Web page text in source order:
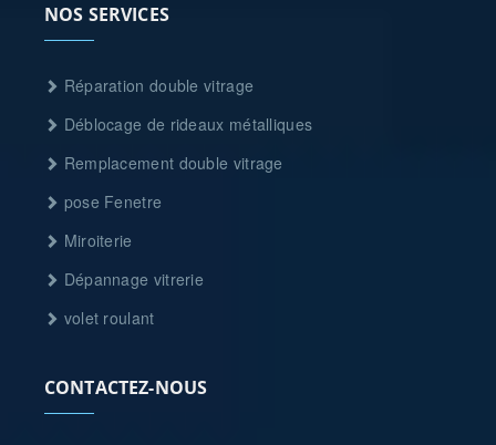
NOS SERVICES
Réparation double vitrage
Déblocage de rideaux métalliques
Remplacement double vitrage
pose Fenetre
Miroiterie
Dépannage vitrerie
volet roulant
CONTACTEZ-NOUS